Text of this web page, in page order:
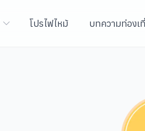
โปรไฟไหม้ บทความท่องเ